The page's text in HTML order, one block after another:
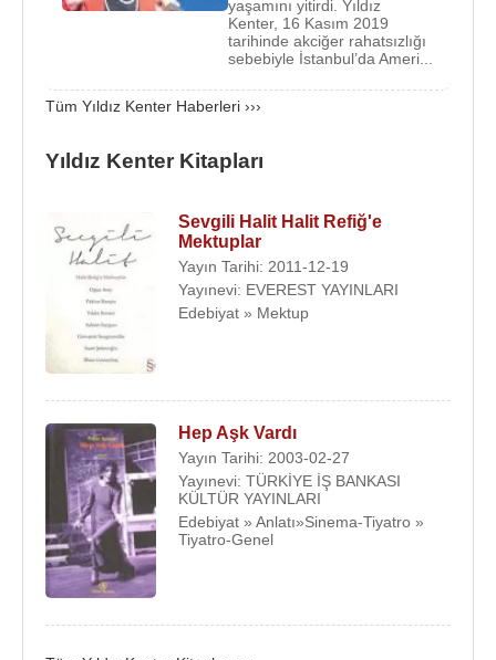
rağmen çocukluk günleri mutluluk içinde geçti.
İlkokula Ankara'da devam ederken, annesi, zengin
çocuklarına İngilizce dersler veriyordu. Evdeki
yaşamında, insana ait komedi ve trajedileri öğrenen
söylencelere rağmen devlet konservatuvarına
atlayarak 1948 yılında bitirdi.Rockefeller
kazanarak, American Theatre Winng,
Neighbourhood Play House ve Actor’s Studio’da
oyunculuk ve oyunculuk öğretiminde yeni teknikler
üzerine çalışmalar yaptı. Ankara Devlet
Konservatuarına hoca olarak atandı. 1959 yılına
kadar 11 yılAnkara Devlet Tiyatrosunda
oyunculuk, sahne öğretmenliği yaptı. 1959 yılında.
Muhsin Ertuğrul, Devlet tiyatrosundan
uzaklaştırılınca, O da kurumdan ayrıldı.
Profesyonel tiyatro yaşantısına,1948yılında
William Shakespeare 'in "12. Gece
başladı. Önce Devlet tiyatrolarında sonra, 1961
yaşamını yitirdi. Yıldız
Kenter, 16 Kasım 2019
tarihinde akciğer rahatsızlığı
sebebiyle İstanbul’da Ameri...
Tüm Yıldız Kenter Haberleri ›››
Yıldız Kenter Kitapları
Sevgili Halit Halit Refiğ'e
Mektuplar
Yayın Tarihi: 2011-12-19
Yayınevi: EVEREST YAYINLARI
Edebiyat » Mektup
Hep Aşk Vardı
Yayın Tarihi: 2003-02-27
Yayınevi: TÜRKİYE İŞ BANKASI
KÜLTÜR YAYINLARI
Edebiyat » Anlatı»Sinema-Tiyatro »
Tiyatro-Genel